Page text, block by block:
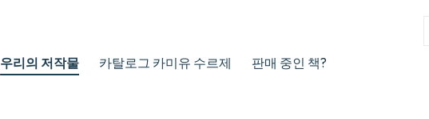
우리의 저작물 카탈로그 카미유 수르제 판매 중인 책?